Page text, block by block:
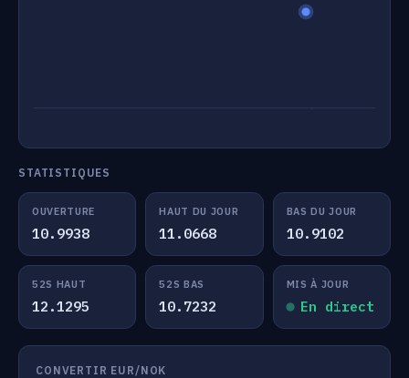
STATISTIQUES
OUVERTURE
10.9938
HAUT DU JOUR
11.0668
BAS DU JOUR
10.9102
52S HAUT
12.1295
52S BAS
10.7232
MIS À JOUR
En direct
CONVERTIR EUR/NOK